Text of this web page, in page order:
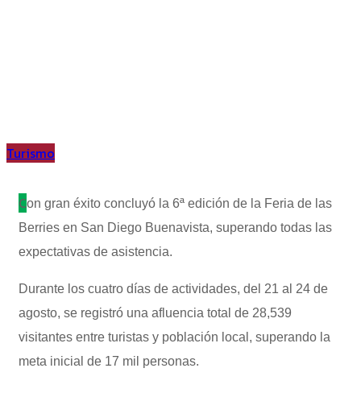
Turismo
Con gran éxito concluyó la 6ª edición de la Feria de las
Berries en San Diego Buenavista, superando todas las
expectativas de asistencia.
Durante los cuatro días de actividades, del 21 al 24 de
agosto, se registró una afluencia total de 28,539
visitantes entre turistas y población local, superando la
meta inicial de 17 mil personas.